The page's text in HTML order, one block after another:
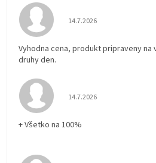
Hodnotenie obchodu je
14.7.2026
Vyhodna cena, produkt pripraveny na
druhy den.
Hodnotenie obchodu je
14.7.2026
+ Všetko na 100%